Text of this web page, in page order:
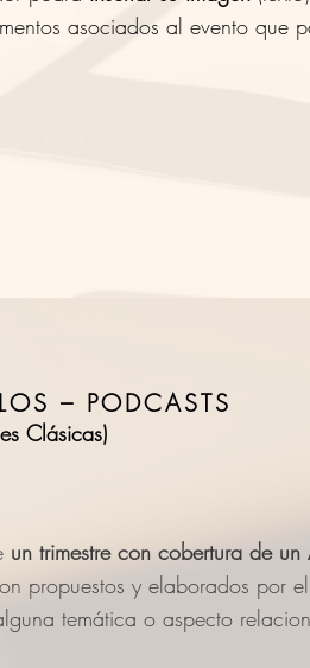
asociados al evento que
– PODCASTS
Clásicas)
un trimestre con cobertura de un
propuestos y elaborados por
temática o aspecto